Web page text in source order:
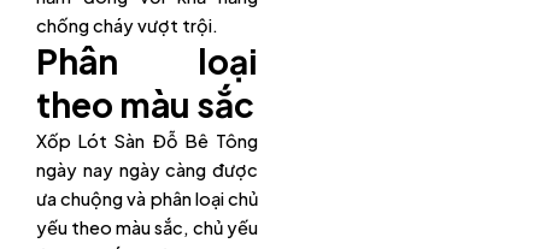
chống cháy vượt trội.
Phân loại
theo màu sắc
Xốp Lót Sàn Đỗ Bê Tông
ngày nay ngày càng được
ưa chuộng và phân loại chủ
yếu theo màu sắc, chủ yếu